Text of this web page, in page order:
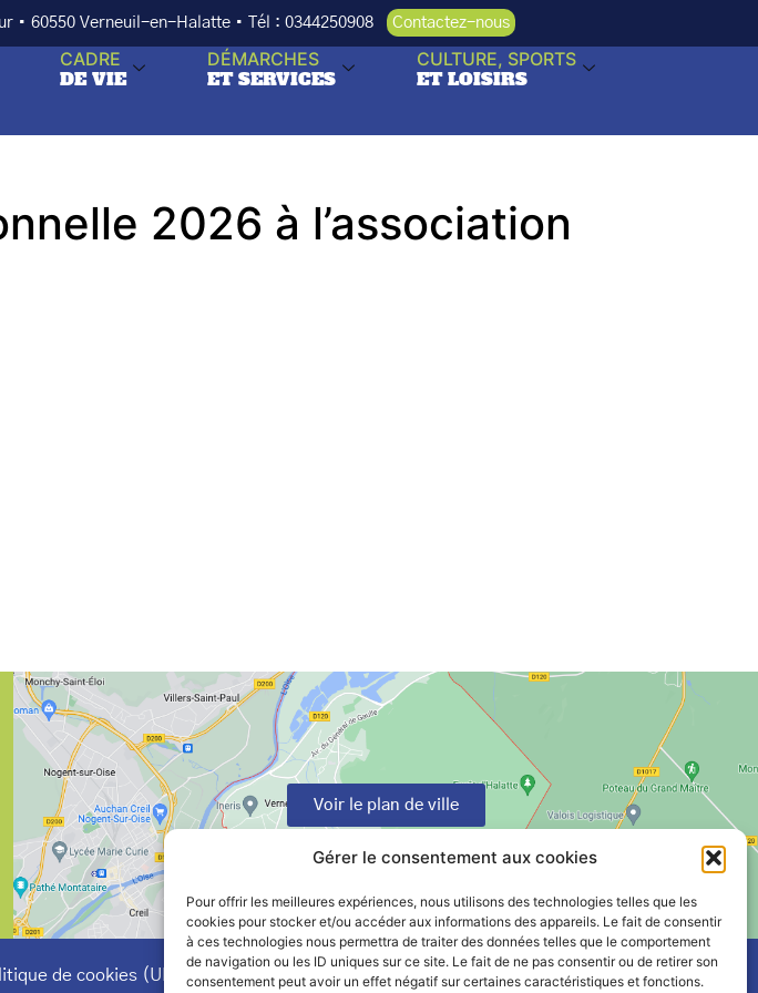
Gérer le consentement aux cookies
Pour offrir les meilleures expériences, nous utilisons des technologies telles que les
cookies pour stocker et/ou accéder aux informations des appareils. Le fait de consentir
à ces technologies nous permettra de traiter des données telles que le comportement
de navigation ou les ID uniques sur ce site. Le fait de ne pas consentir ou de retirer son
consentement peut avoir un effet négatif sur certaines caractéristiques et fonctions.
• 60550 Verneuil-en-Halatte • Tél : 0344250908 Contactez-nous
CADRE
DE VIE
DÉMARCHES
ET SERVICES
CULTURE, SPORTS
ET LOISIRS
2026 à l’association
Voir le plan de ville
de cookies (UE)